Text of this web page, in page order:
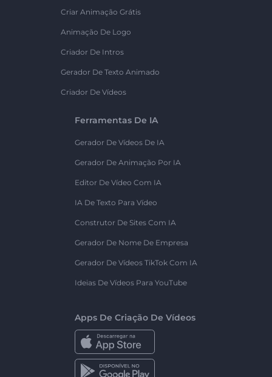
Criar Animação Grátis
Animação De Logo
Criador De Intros
Gerador De Texto Animado
Criador De Vídeos
Ferramentas De IA
Gerador De Vídeos De IA
Gerador De Animação Por IA
Editor De Vídeo Com IA
IA De Texto Para Vídeo
Construtor De Sites Com IA
Gerador De Nome De Empresa
Gerador De Vídeos TikTok Com IA
Ideias De Vídeos Para YouTube
Apps De Criação De Vídeos